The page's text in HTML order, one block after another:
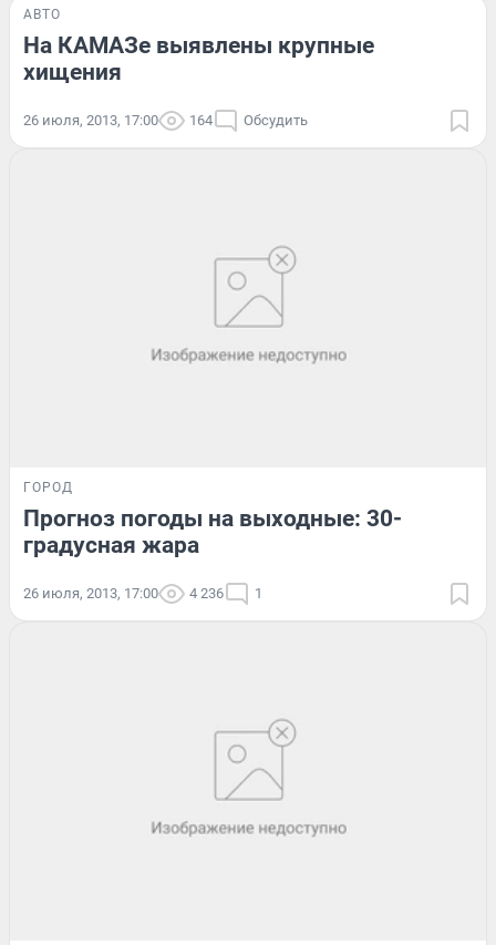
АВТО
На КАМАЗе выявлены крупные
хищения
26 июля, 2013, 17:00 164 Обсудить
ГОРОД
Прогноз погоды на выходные: 30-
градусная жара
26 июля, 2013, 17:00 4 236 1